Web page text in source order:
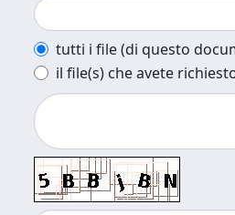
tutti i file (di questo
il file(s) che avete